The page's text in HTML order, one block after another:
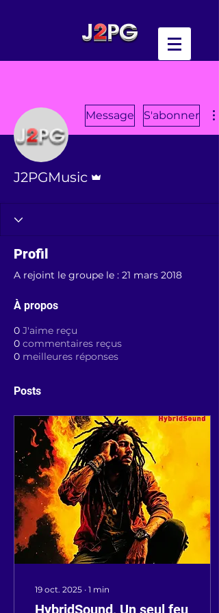
Message S'abonner
J2PGMusic
Profil
A rejoint le groupe le : 21 mars 2018
À propos
0 J'aime reçu
0 commentaires reçus
0 meilleures réponses
Posts
19 oct. 2025 ∙ 1 min
HybridSound, Un seul feu